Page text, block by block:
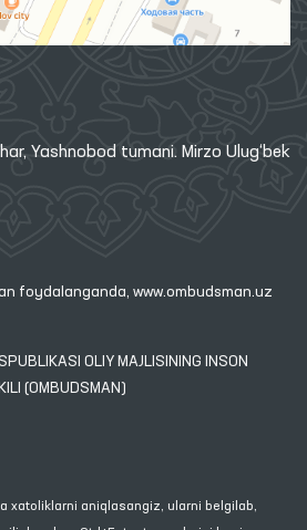
Yashnobod tumani. Mirzo Ulug‘bek
foydalanganda, www.ombudsman.uz
OLIY MAJLISINING INSON
(OMBUDSMAN)
xatoliklarni aniqlasangiz, ularni belgilab,